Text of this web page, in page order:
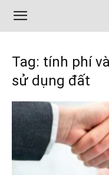
Tag: tính phí
sử dụng đất